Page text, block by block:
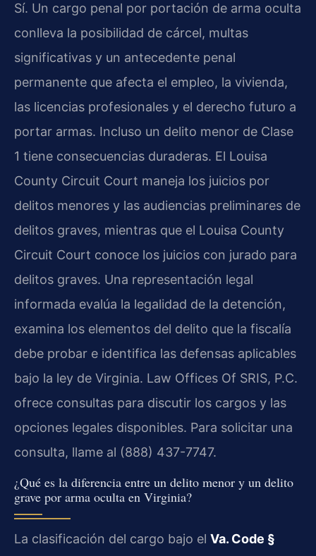
Sí. Un cargo penal por portación de arma oculta
conlleva la posibilidad de cárcel, multas
significativas y un antecedente penal
permanente que afecta el empleo, la vivienda,
las licencias profesionales y el derecho futuro a
portar armas. Incluso un delito menor de Clase
1 tiene consecuencias duraderas. El Louisa
County Circuit Court maneja los juicios por
delitos menores y las audiencias preliminares de
delitos graves, mientras que el Louisa County
Circuit Court conoce los juicios con jurado para
delitos graves. Una representación legal
informada evalúa la legalidad de la detención,
examina los elementos del delito que la fiscalía
debe probar e identifica las defensas aplicables
bajo la ley de Virginia. Law Offices Of SRIS, P.C.
ofrece consultas para discutir los cargos y las
opciones legales disponibles. Para solicitar una
consulta, llame al (888) 437-7747.
¿Qué es la diferencia entre un delito menor y un delito
grave por arma oculta en Virginia?
La clasificación del cargo bajo el Va. Code §